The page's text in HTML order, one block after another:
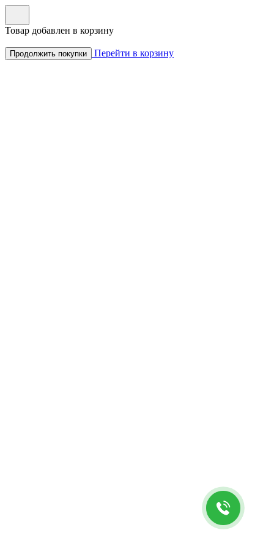
Товар добавлен в корзину
Продолжить покупки Перейти в корзину